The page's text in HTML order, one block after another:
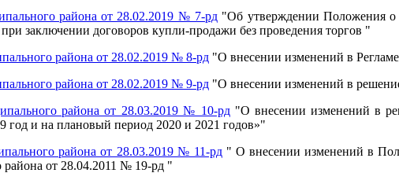
района от 28.02.2019 № 7-рд "Об утверждении Положения о
заключении договоров купли-продажи без проведения торгов "
района от 28.02.2019 № 8-рд "О внесении изменений в
района от 28.02.2019 № 9-рд "О внесении изменений в
района от 28.03.2019 № 10-рд"О внесении изменений в
год и на плановый период 2020 и 2021 годов»"
района от 28.03.2019 № 11-рд" О внесении изменений в
от 28.04.2011 № 19-рд "